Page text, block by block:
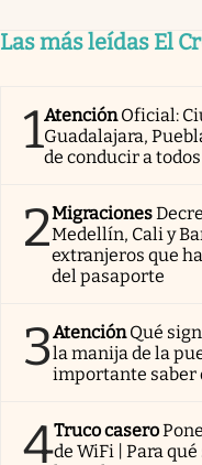
Las más leídas El
1AtenciónOficial:
Guadalajara,
de conducir a
2Migraciones
Medellín, Cali y
extranjeros que
del pasaporte
3AtenciónQué
la manija de la
importante saber
4Truco casero
de WiFi | Para